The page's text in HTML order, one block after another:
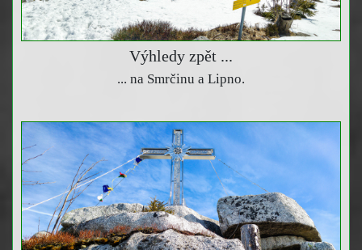
Výhledy zpět ...
... na Smrčinu a Lipno.